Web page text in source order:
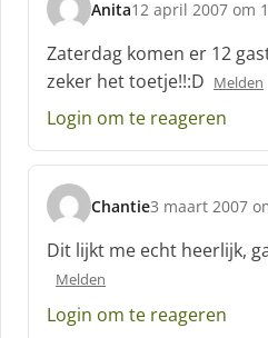
:
Anita
s
c
h
r
e
f
12 april 2007 om
Zaterdag komen er 12
zeker het toetje!!:D Melden
Login om te reageren
Chantie
s
c
h
e
3 maart 2007
Dit lijkt me echt heerlijk,
Melden
Login om te reageren